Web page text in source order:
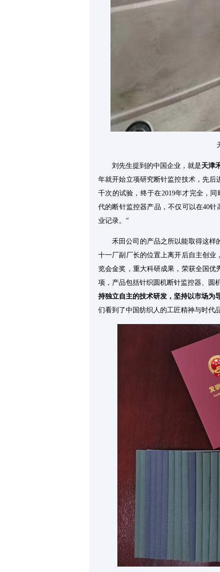
刘先生提到的中国企业，就是天津
年就开始立项研究断针监控技术，先后
千次的试验，终于在2019年才完全，
代的断针监控器产品，不仅可以在40
业记录。”
禾田公司的产品之所以能取得这样
十一厂副厂长的位置上离开后自主创
览会金奖，重大科研成果，荣获全国
项，产品包括针织圆机断针监控器、圆
持独立自主的技术研发，坚持以市场为
们看到了中国纺织人的工匠精神与时代